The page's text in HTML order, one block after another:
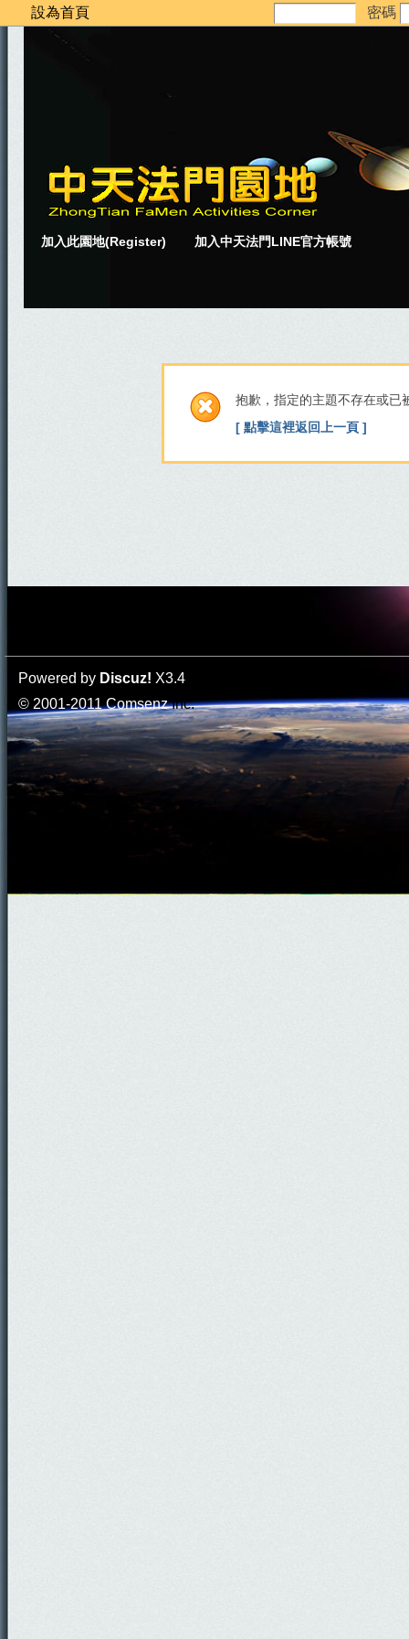
設為首頁 密碼
加入此園地(Register) 加入中天法門LINE官方帳號
抱歉，指定的主題不存在或已
[ 點擊這裡返回上一頁 ]
Powered by Discuz! X3.4
© 2001-2011ComsenzInc.